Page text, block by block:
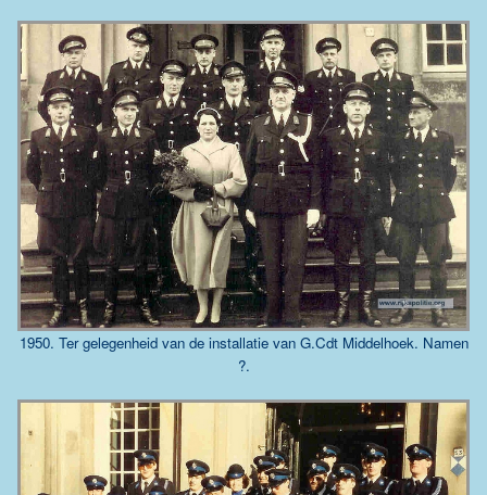
1950. Ter gelegenheid van de installatie van G.Cdt Middelhoek. Namen
?.